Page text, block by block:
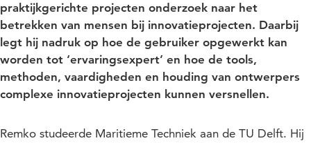
praktijkgerichte projecten onderzoek naar het
betrekken van mensen bij innovatieprojecten. Daarbij
legt hij nadruk op hoe de gebruiker opgewerkt kan
worden tot ‘ervaringsexpert’ en hoe de tools,
methoden, vaardigheden en houding van ontwerpers
complexe innovatieprojecten kunnen versnellen.
Remko studeerde Maritieme Techniek aan de TU Delft. Hij